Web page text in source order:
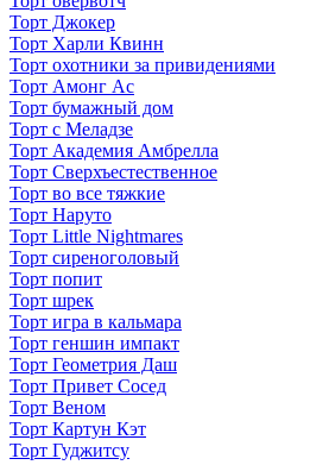
Торт Джокер
Торт Харли Квинн
Торт охотники за привидениями
Торт Амонг Ас
Торт бумажный дом
Торт с Меладзе
Торт Академия Амбрелла
Торт Сверхъестественное
Торт во все тяжкие
Торт Наруто
Торт Little Nightmares
Торт сиреноголовый
Торт попит
Торт шрек
Торт игра в кальмара
Торт геншин импакт
Торт Геометрия Даш
Торт Привет Сосед
Торт Веном
Торт Картун Кэт
Торт Гуджитсу